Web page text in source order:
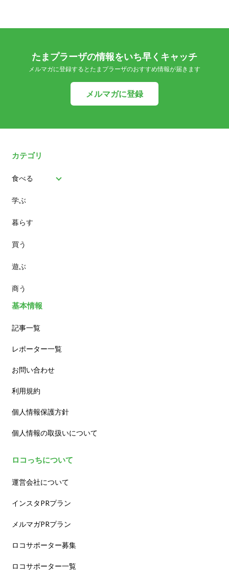
たまプラーザの情報をいち早くキャッチ
メルマガに登録するとたまプラーザのおすすめ情報が届きます
メルマガに登録
カテゴリ
食べる
パン
スイーツ
ランチ
カフェ
学ぶ
暮らす
買う
遊ぶ
商う
基本情報
記事一覧
レポーター一覧
お問い合わせ
利用規約
個人情報保護方針
個人情報の取扱いについて
ロコっちについて
運営会社について
インスタPRプラン
メルマガPRプラン
ロコサポーター募集
ロコサポーター一覧